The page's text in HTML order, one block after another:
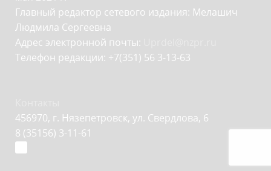
Главный редактор сетевого издания: Мелашич
Людмила Сергеевна
Адрес электронной почты:
Телефон редакции: +7(351) 56 3-13-63
456970, г. Нязепетровск, ул. Свердлова, 6
8 (35156) 3-11-61